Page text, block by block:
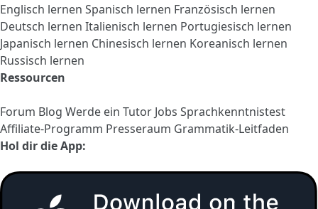
Englisch lernen Spanisch lernen Französisch lernen
Deutsch lernen Italienisch lernen Portugiesisch lernen
Japanisch lernen Chinesisch lernen Koreanisch lernen
Russisch lernen
Ressourcen
Forum Blog Werde ein Tutor Jobs Sprachkenntnistest
Affiliate-Programm Presseraum Grammatik-Leitfaden
Hol dir die App: